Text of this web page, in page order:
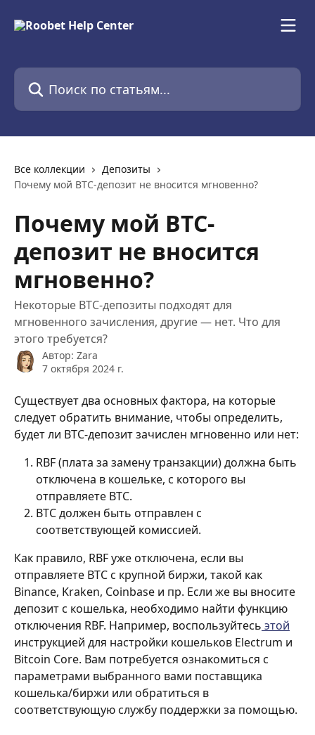
Поиск по статьям...
Все коллекции
Депозиты
Почему мой BTC-депозит не вносится мгновенно?
Почему мой BTC-
депозит не вносится
мгновенно?
Некоторые BTC-депозиты подходят для
мгновенного зачисления, другие — нет. Что для
этого требуется?
Автор: Zara
7 октября 2024 г.
Существует два основных фактора, на которые
следует обратить внимание, чтобы определить,
будет ли BTC-депозит зачислен мгновенно или нет:
RBF (плата за замену транзакции) должна быть
отключена в кошельке, с которого вы
отправляете BTC.
BTC должен быть отправлен с
соответствующей комиссией.
Как правило, RBF уже отключена, если вы
отправляете BTC с крупной биржи, такой как
Binance, Kraken, Coinbase и пр. Если же вы вносите
депозит с кошелька, необходимо найти функцию
отключения RBF. Например, воспользуйтесь этой
инструкцией для настройки кошельков Electrum и
Bitcoin Core. Вам потребуется ознакомиться с
параметрами выбранного вами поставщика
кошелька/биржи или обратиться в
соответствующую службу поддержки за помощью.